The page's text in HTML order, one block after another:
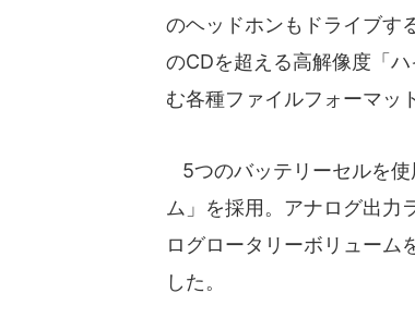
のヘッドホンもドライブす
のCDを超える高解像度「
む各種ファイルフォーマッ
5つのバッテリーセルを
ム」を採用。アナログ出力
ログロータリーボリューム
した。